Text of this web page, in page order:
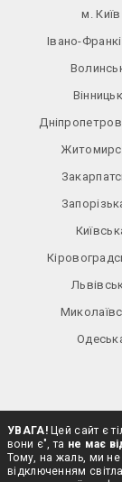
м. Київ
Івано-
УВАГА!Цей сайт є
вони є", та не має
Тому, на жаль, ми
відключенням